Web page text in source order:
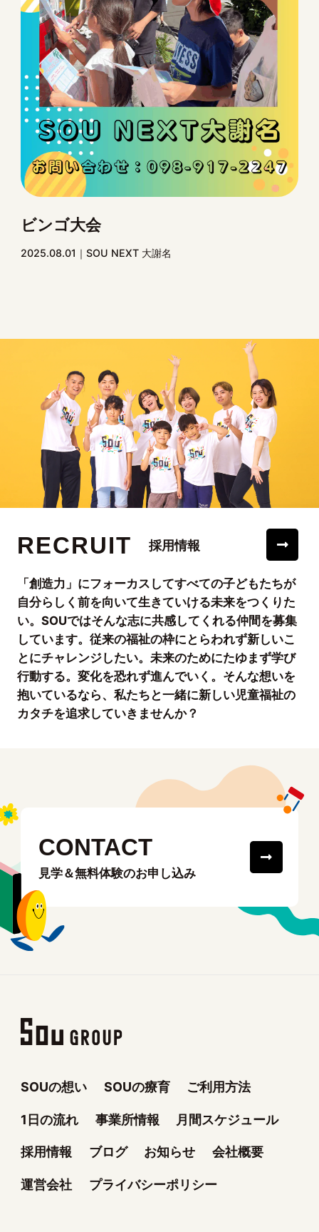
ビンゴ大会
2025.08.01 SOU NEXT 大謝名
RECRUIT 採用情報
「創造力」にフォーカスしてすべての子どもたちが
自分らしく前を向いて生きていける未来をつくりた
い。SOUではそんな志に共感してくれる仲間を募集
しています。従来の福祉の枠にとらわれず新しいこ
とにチャレンジしたい。未来のためにたゆまず学び
行動する。変化を恐れず進んでいく。そんな想いを
抱いているなら、私たちと一緒に新しい児童福祉の
カタチを追求していきませんか？
CONTACT
見学＆無料体験のお申し込み
SOUの想い SOUの療育 ご利用方法
1日の流れ 事業所情報 月間スケジュール
採用情報 ブログ お知らせ 会社概要
運営会社 プライバシーポリシー